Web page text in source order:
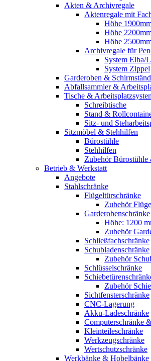
Akten & Archivregale
Aktenregale mit
Höhe
Höhe
Höhe
Archivregale für
System Elba/
System Zippel
Garderoben &
Abfallsammler &
Tische &
Schreibtische
Stand &
Sitz- und
Sitzmöbel & Stehhilfen
Bürostühle
Stehhilfen
Zubehör Bürostühle
Betrieb & Werkstatt
Angebote
Stahlschränke
Flügeltürschränke
Zubehör
Garderobenschränke
Höhe: 1200
Zubehör
Schließfachschränke
Schubladenschränke
Zubehör
Schlüsselschränke
Zubehör
Sichtfensterschränke
CNC-Lagerung
Akku-Ladeschränke
Computerschränke
Kleinteileschränke
Werkzeugschränke
Wertschutzschränke
Werkbänke & Hobelbänke